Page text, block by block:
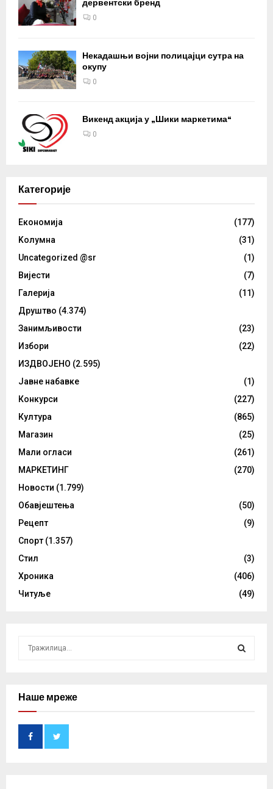
дервентски бренд
0
Некадашњи војни полицајци сутра на
окупу
0
Викенд акција у „Шики маркетима“
0
Категорије
Eкономија
(177)
Kолумнa
(31)
Uncategorized @sr
(1)
Вијести
(7)
Галерија
(11)
Друштво (4.374)
Занимљивости
(23)
Избори
(22)
ИЗДВОЈЕНО (2.595)
Јавне набавке
(1)
Конкурси
(227)
Култура
(865)
Магазин
(25)
Мали огласи
(261)
МАРКЕТИНГ
(270)
Новости (1.799)
Обавјештења
(50)
Рецепт
(9)
Спорт (1.357)
Стил
(3)
Хроника
(406)
Читуље
(49)
cНаше мреже